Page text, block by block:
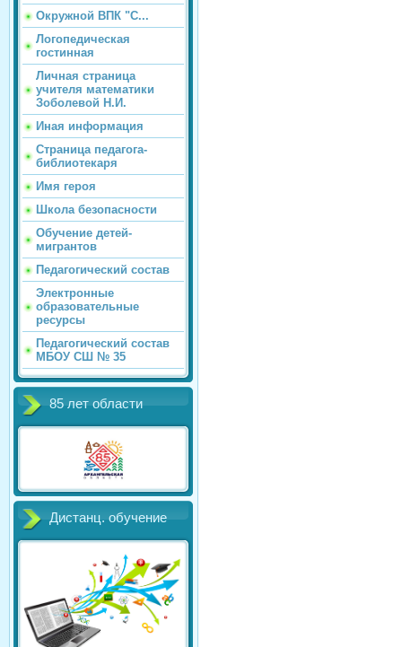
Окружной ВПК "С...
Логопедическая
гостинная
Личная страница
учителя математики
Зоболевой Н.И.
Иная информация
Страница педагога-
библиотекаря
Имя героя
Школа безопасности
Обучение детей-
мигрантов
Педагогический состав
Электронные
образовательные
ресурсы
Педагогический состав
МБОУ СШ № 35
85 лет области
Дистанц. обучение